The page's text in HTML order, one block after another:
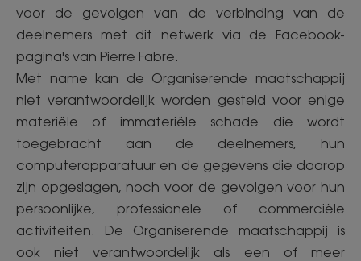
voor de gevolgen van de verbinding van de
deelnemers met dit netwerk via de Facebook-
pagina's van Pierre Fabre.
Met name kan de Organiserende maatschappij
niet verantwoordelijk worden gesteld voor enige
materiële of immateriële schade die wordt
toegebracht aan de deelnemers, hun
computerapparatuur en de gegevens die daarop
zijn opgeslagen, noch voor de gevolgen voor hun
persoonlijke, professionele of commerciële
activiteiten. De Organiserende maatschappij is
ook niet verantwoordelijk als een of meer